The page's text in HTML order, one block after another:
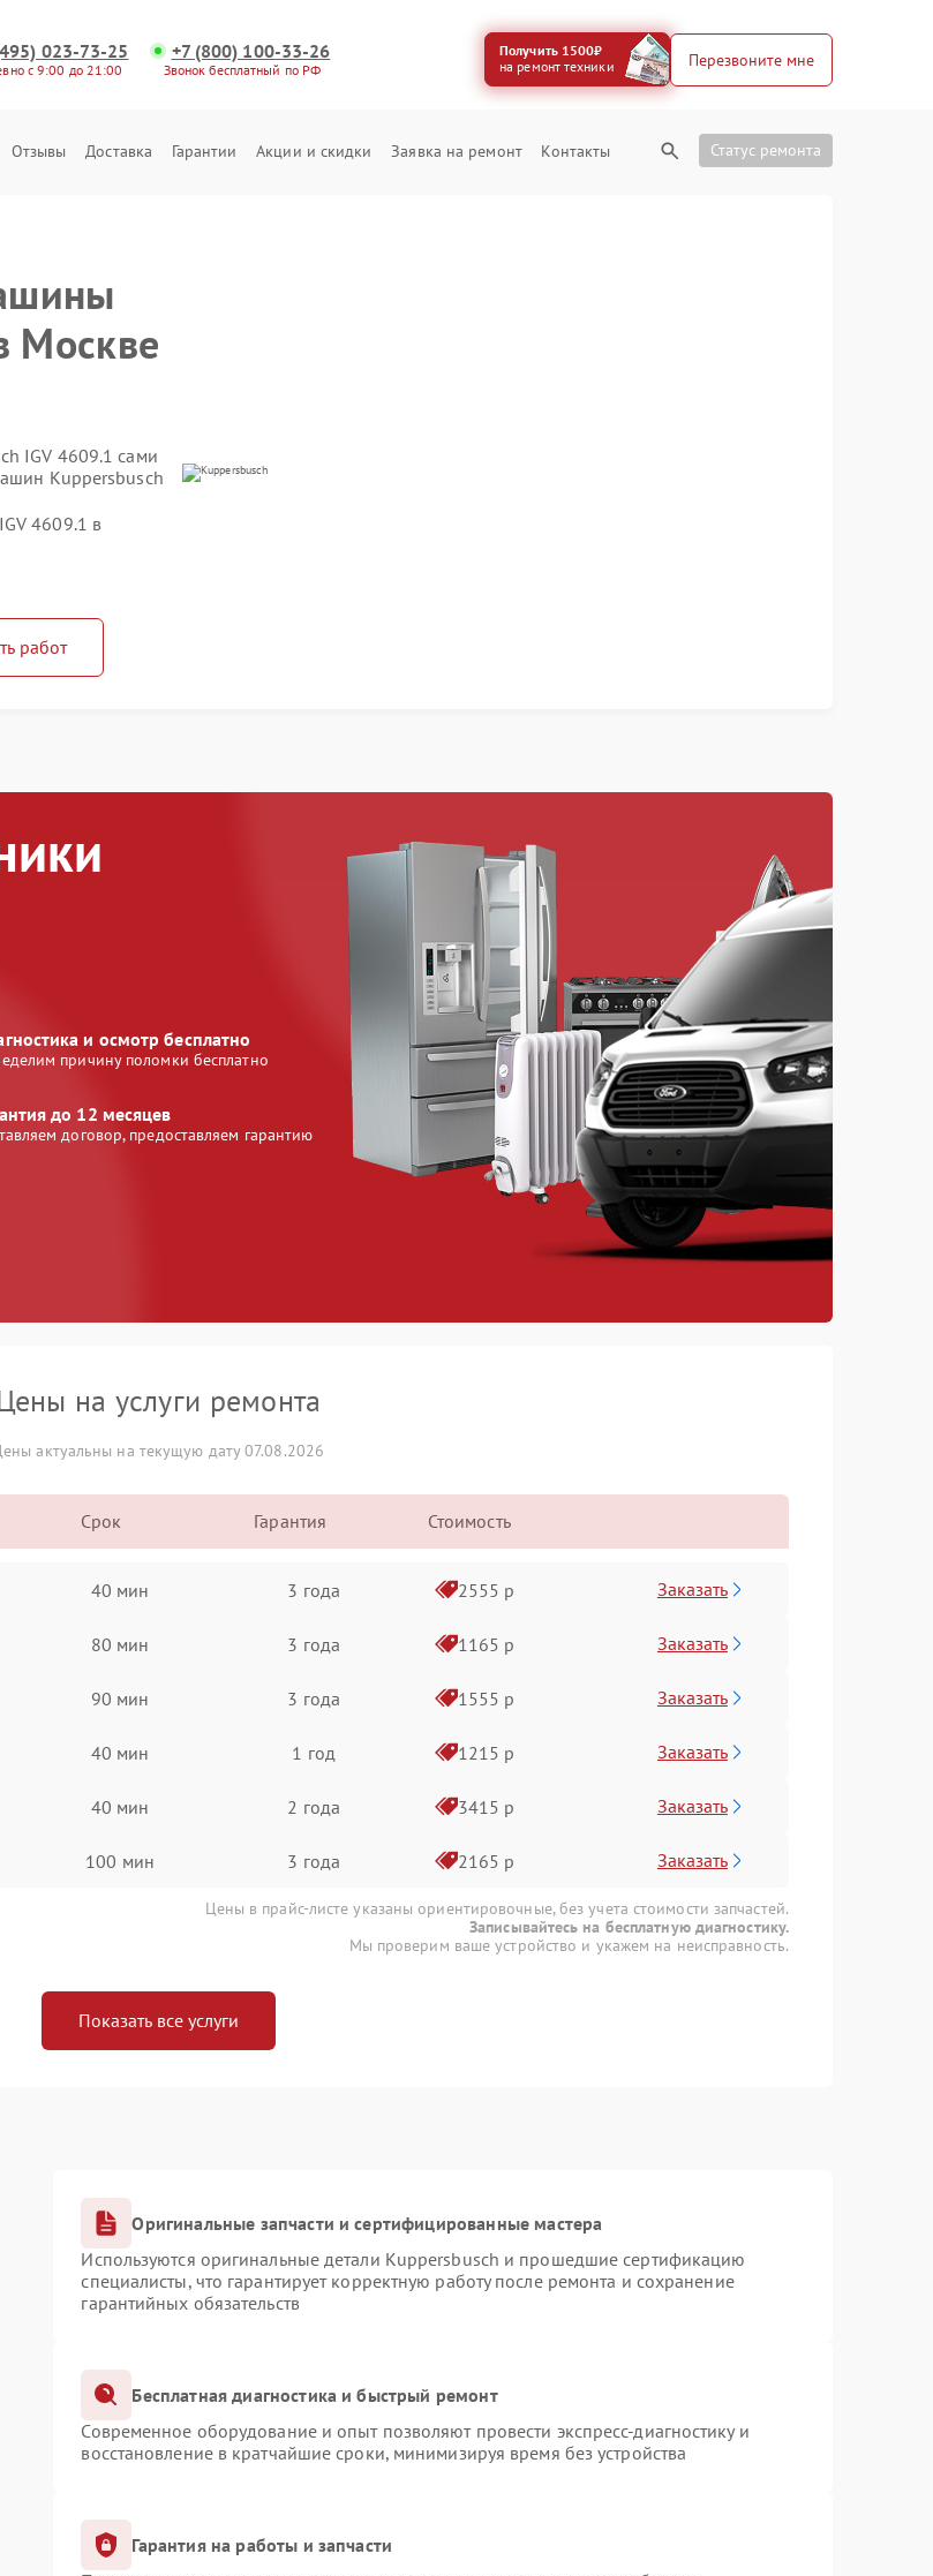
023-73-25
с 9:00 до 21:00
+7 (800) 100-33-26
Звонок бесплатный по РФ
Получить 1500₽
на ремонт техники
Перезвоните мне
Отзывы Доставка Гарантии Акции и скидки Заявка на ремонт Контакты Статус ремонта
Москве
IGV 4609.1 сами
Kuppersbusch
4609.1 в
работ
и осмотр бесплатно
причину поломки бесплатно
до 12 месяцев
договор, предоставляем гарантию
на услуги ремонта
актуальны на текущую дату 07.08.2026
Срок Гарантия Стоимость
40 мин 3 года 2555 р Заказать
80 мин 3 года 1165 р Заказать
90 мин 3 года 1555 р Заказать
40 мин 1 год 1215 р Заказать
40 мин 2 года 3415 р Заказать
100 мин 3 года 2165 р Заказать
Цены в прайс-листе указаны ориентировочные, без учета стоимости запчастей.
Записывайтесь на бесплатную диагностику.
Мы проверим ваше устройство и укажем на неисправность.
Показать все услуги
Оригинальные запчасти и сертифицированные мастера
Используются оригинальные детали Kuppersbusch и прошедшие сертификацию
специалисты, что гарантирует корректную работу после ремонта и сохранение
гарантийных обязательств
Бесплатная диагностика и быстрый ремонт
Современное оборудование и опыт позволяют провести экспресс-диагностику и
восстановление в кратчайшие сроки, минимизируя время без устройства
Гарантия на работы и запчасти